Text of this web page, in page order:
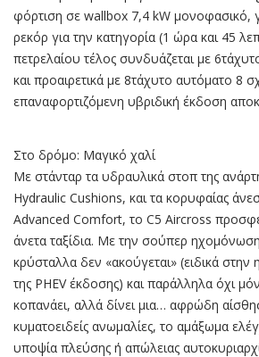
φόρτιση σε wallbox 7,4 kW μονοφασικό,
ρεκόρ για την κατηγορία (1 ώρα και 45
πετρελαίου τέλος συνδυάζεται με
και προαιρετικά με 8τάχυτο αυτόματο 8
επαναφορτιζόμενη υβριδική έκδοση
Στο δρόμο: Μαγικό χαλί
Με στάνταρ τα υδραυλικά στοπ της
Hydraulic Cushions, και τα κορυφαίας
Advanced Comfort, το C5 Aircross
άνετα ταξίδια. Με την σούπερ ηχομόνωση
κρύσταλλα δεν «ακούγεται» (ειδικά στην
της PHEV έκδοσης) και παράλληλα όχι
κοπανάει, αλλά δίνει μια… αφρώδη
κυματοειδείς ανωμαλίες, το αμάξωμα
υποψία πλεύσης ή απώλειας